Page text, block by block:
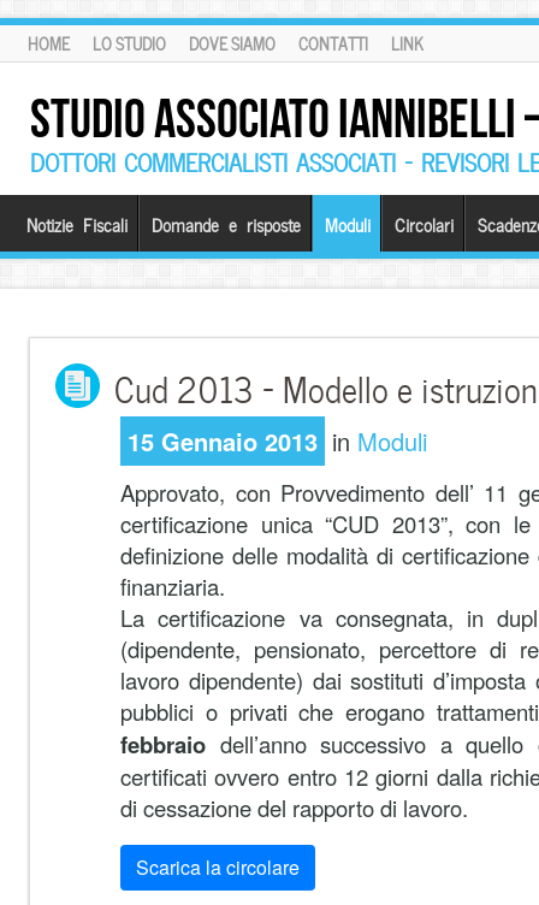
HOME LO STUDIO DOVE SIAMO CONTATTI LINK
STUDIO ASSOCIATO
DOTTORI COMMERCIALISTI ASSOCIATI – REVISORI
Notizie Fiscali Domande e risposte Moduli Circolari
Cud 2013 – Modello e
15 Gennaio 2013 in Moduli
Approvato, con Provvedimento dell’ 11
certificazione unica “CUD 2013”, con
definizione delle modalità di
finanziaria.
La certificazione va consegnata, in
(dipendente, pensionato, percettore di
lavoro dipendente) dai sostituti
pubblici o privati che erogano
febbraio dell’anno successivo a
certificati ovvero entro 12 giorni dalla
di cessazione del rapporto di lavoro.
Scarica la circolare